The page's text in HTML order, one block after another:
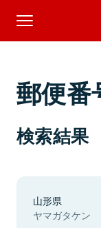
郵便番
検索結果
山形県
ヤマガタケン